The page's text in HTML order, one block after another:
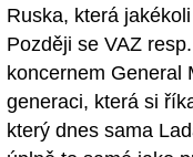
Ruska, která
Později se VAZ
koncernem General
generaci, která si
který dnes sama